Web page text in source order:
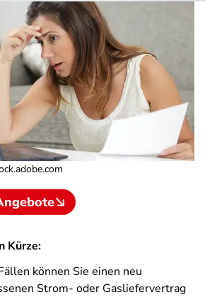
Kürze:
können Sie einen neu
Strom- oder Gasliefervertrag